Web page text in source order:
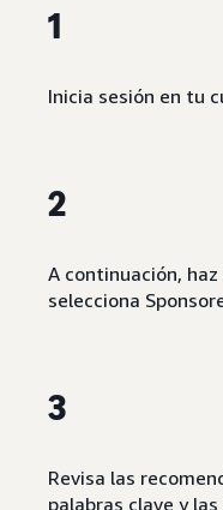
1
Inicia sesión en tu
2
A continuación, haz
selecciona
3
Revisa las
palabras clave y